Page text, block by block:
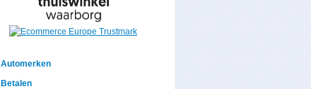
Automerken
Betalen